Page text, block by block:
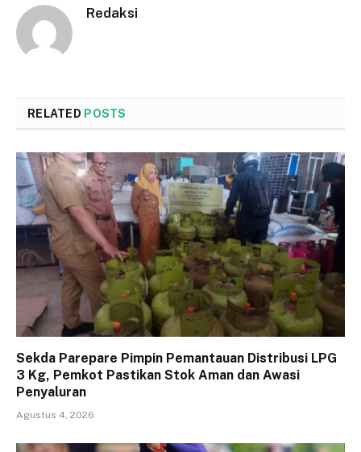
Redaksi
RELATED POSTS
Sekda Parepare Pimpin Pemantauan Distribusi LPG
3 Kg, Pemkot Pastikan Stok Aman dan Awasi
Penyaluran
Agustus 4, 2026